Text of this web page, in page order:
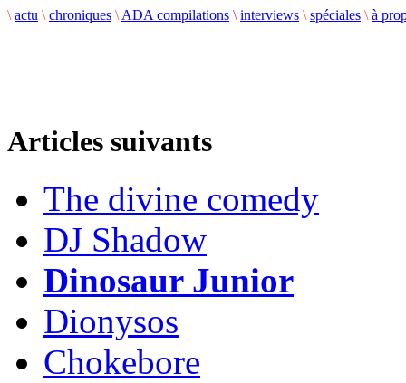
\ actu \ chroniques \ ADA compilations \ interviews \ spéciales \ à
Articles suivants
The divine comedy
DJ Shadow
Dinosaur Junior
Dionysos
Chokebore